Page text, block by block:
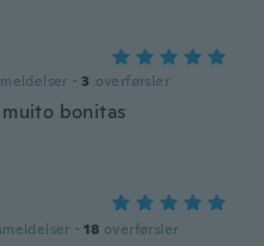
· 3 overførsler
bonitas
· 18 overførsler